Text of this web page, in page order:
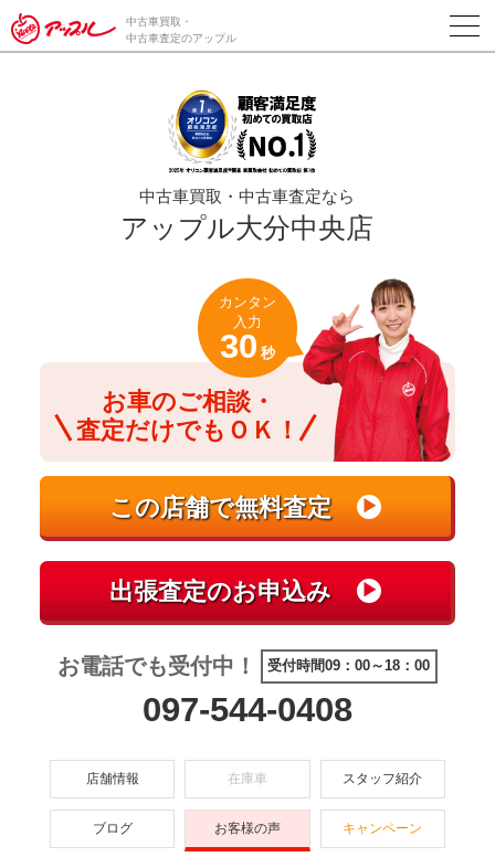
/*ABテスト_新規査定フォームの為のCVボタン*/
中古車買取・
中古車査定のアップル
中古車買取・中古車査定なら
アップル大分中央店
お車のご相談・
査定だけでもＯＫ！
カンタン
入力
30 秒
お電話でも受付中！ 受付時間09：00～18：00
097-544-0408
店舗情報 在庫車 スタッフ紹介
ブログ お客様の声 キャンペーン